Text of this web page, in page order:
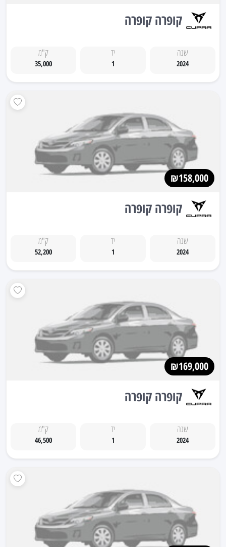
קופרה קופרה
שנה
2024
יד
1
ק"מ
35,000
₪158,000
קופרה קופרה
שנה
2024
יד
1
ק"מ
52,200
₪169,000
קופרה קופרה
שנה
2024
יד
1
ק"מ
46,500